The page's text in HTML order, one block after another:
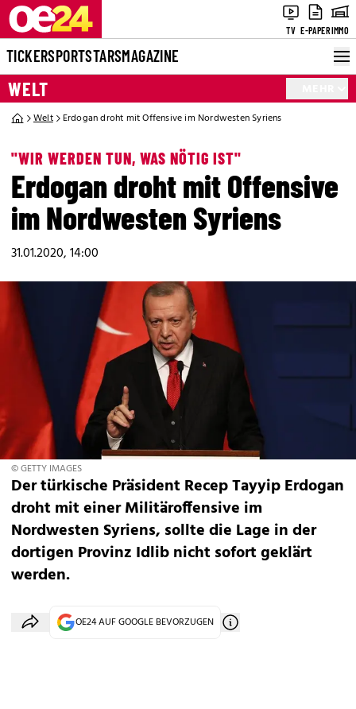
TV E-PAPERIMMO
TICKERSPORTSTARSMAGAZINE
WELT
Welt Erdogan droht mit Offensive im Nordwesten Syriens
"WIR WERDEN TUN, WAS NÖTIG IST"
Erdogan droht mit Offensive
im Nordwesten Syriens
31.01.2020, 14:00
© GETTY IMAGES
Der türkische Präsident Recep Tayyip Erdogan
droht mit einer Militäroffensive im
Nordwesten Syriens, sollte die Lage in der
dortigen Provinz Idlib nicht sofort geklärt
werden.
OE24 AUF GOOGLE BEVORZUGEN